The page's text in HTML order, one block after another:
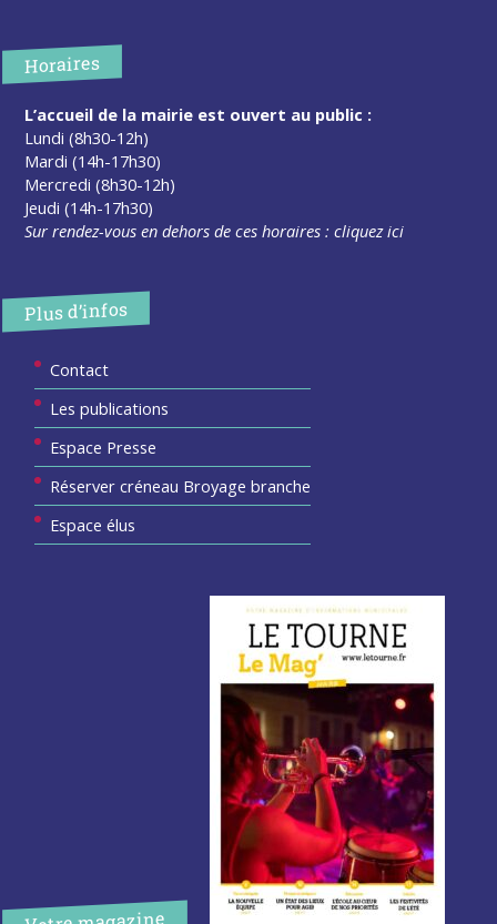
Horaires
L’accueil de la mairie est ouvert au public :
Lundi (8h30-12h)
Mardi (14h-17h30)
Mercredi (8h30-12h)
Jeudi (14h-17h30)
Sur rendez-vous en dehors de ces horaires :cliquez ici
Plus d’infos
Contact
Les publications
Espace Presse
Réserver créneau Broyage branche
Espace élus